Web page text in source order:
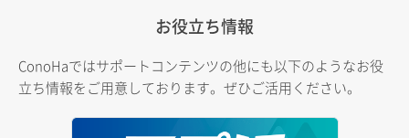
お役立ち情報
ConoHaではサポートコンテンツの他にも以下のようなお役
立ち情報をご用意しております。ぜひご活用ください。